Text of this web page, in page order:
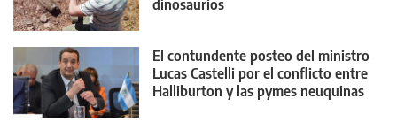
dinosaurios
El contundente posteo del ministro
Lucas Castelli por el conflicto entre
Halliburton y las pymes neuquinas